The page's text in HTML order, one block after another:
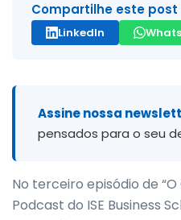
Compartilhe este post
LinkedIn
Assine nossa
pensados para o seu
No terceiro episódio de “O
Podcast do ISE Business